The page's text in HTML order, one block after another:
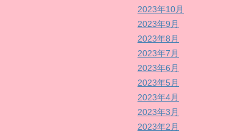
2023年10月
2023年9月
2023年8月
2023年7月
2023年6月
2023年5月
2023年4月
2023年3月
2023年2月